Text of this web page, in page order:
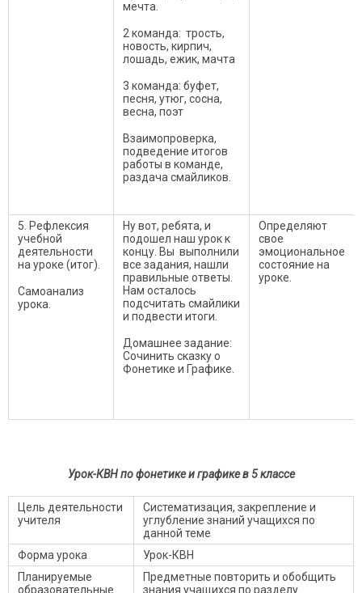
мечта.
2 команда: трость,
новость, кирпич,
лошадь, ежик, мачта
3 команда: буфет,
песня, утюг, сосна,
весна, поэт
Взаимопроверка,
подведение итогов
работы в команде,
раздача смайликов.
5. Рефлексия
учебной
деятельности
на уроке (итог).
Самоанализ
урока.
Ну вот, ребята, и
подошел наш урок к
концу. Вы выполнили
все задания, нашли
правильные ответы.
Нам осталось
подсчитать смайлики
и подвести итоги.
Домашнее задание:
Сочинить сказку о
Фонетике и Графике.
Определяют
свое
эмоциональное
состояние на
уроке.
Урок-КВН по фонетике и графике в 5 классе
Цель деятельности
учителя
Систематизация, закрепление и
углубление знаний учащихся по
данной теме
Форма урока
Урок-КВН
Планируемые
образовательные
Предметные повторить и обобщить
знания учащихся по разделу